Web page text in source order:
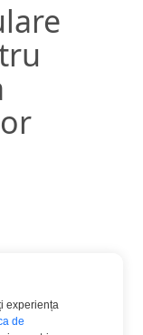
experiența
de